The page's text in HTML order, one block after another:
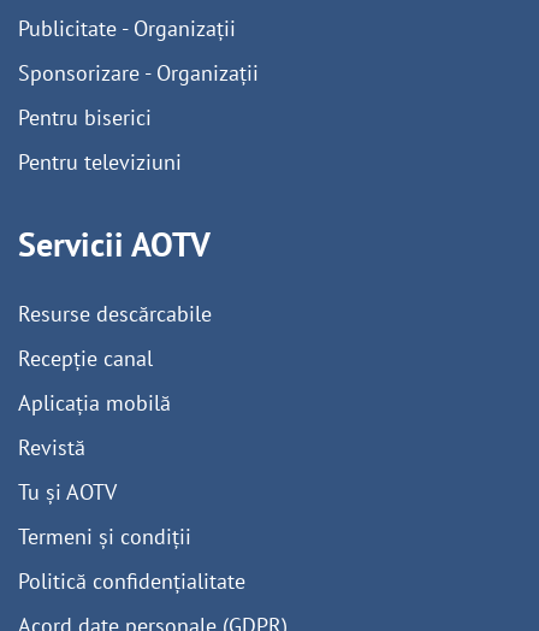
Publicitate - Organizații
Sponsorizare - Organizații
Pentru biserici
Pentru televiziuni
Servicii AOTV
Resurse descărcabile
Recepție canal
Aplicația mobilă
Revistă
Tu și AOTV
Termeni și condiții
Politică confidențialitate